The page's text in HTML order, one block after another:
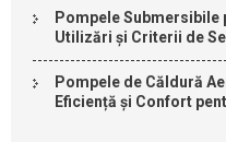
Pompele Submersibile
Utilizări și Criterii de
Pompele de Căldură
Eficiență și Confort